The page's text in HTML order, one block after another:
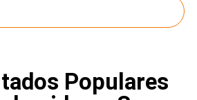
Populares